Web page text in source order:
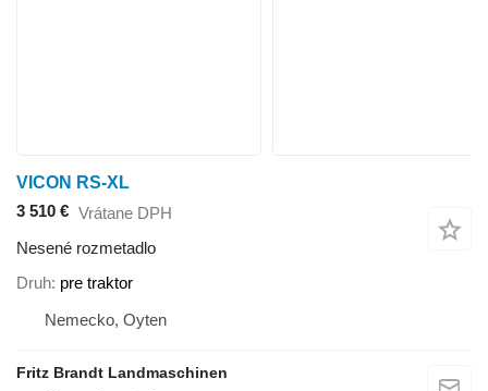
VICON RS-XL
3 510 € Vrátane DPH
Nesené rozmetadlo
Druh pre traktor
Nemecko, Oyten
Fritz Brandt Landmaschinen